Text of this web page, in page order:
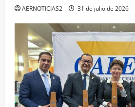
AERNOTICIAS2 31 de julio de 2026